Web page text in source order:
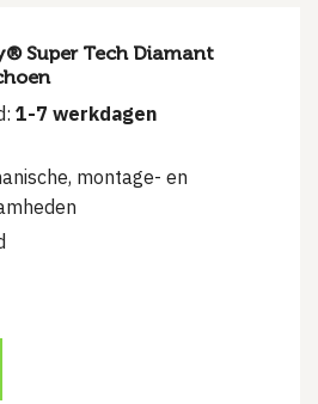
Super Tech Diamant
1-7 werkdagen
montage- en